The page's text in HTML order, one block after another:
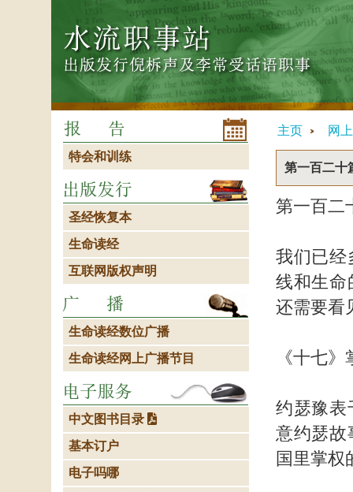
主页 网
第一百二十
第一百二
我们已经
线和生命
还需要看
《十七》
约瑟豫表
意约瑟故
国里掌权
特会和训练
圣经恢复本
生命读经
互联网版权声明
生命读经数位广播
生命读经网上广播节目
中文图书目录
基本订户
电子吗哪